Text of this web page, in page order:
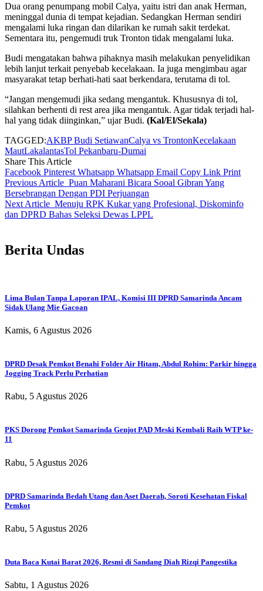
Dua orang penumpang mobil Calya, yaitu istri dan anak Herman,
meninggal dunia di tempat kejadian. Sedangkan Herman sendiri
mengalami luka ringan dan dilarikan ke rumah sakit terdekat.
Sementara itu, pengemudi truk Tronton tidak mengalami luka.
Budi mengatakan bahwa pihaknya masih melakukan penyelidikan
lebih lanjut terkait penyebab kecelakaan. Ia juga mengimbau agar
masyarakat tetap berhati-hati saat berkendara, terutama di tol.
“Jangan mengemudi jika sedang mengantuk. Khususnya di tol,
silahkan berhenti di rest area jika mengantuk. Agar tidak terjadi hal-
hal yang tidak diinginkan,” ujar Budi. (Kal/El/Sekala)
TAGGED:AKBP Budi SetiawanCalya vs TrontonKecelakaan
MautLakalantasTol Pekanbaru-Dumai
Share This Article
Facebook Pinterest Whatsapp Whatsapp Email Copy Link Print
Previous Article Puan Maharani Bicara Sooal Gibran Yang
Bersebrangan Dengan PDI Perjuangan
Next Article Menuju RPK Kukar yang Profesional, Diskominfo
dan DPRD Bahas Seleksi Dewas LPPL
Berita Undas
Lima Bulan Tanpa Laporan IPAL, Komisi III DPRD Samarinda Ancam
Sidak Ulang Mie Gacoan
Kamis, 6 Agustus 2026
DPRD Desak Pemkot Benahi Folder Air Hitam, Abdul Rohim: Parkir hingga
Jogging Track Perlu Perhatian
Rabu, 5 Agustus 2026
PKS Dorong Pemkot Samarinda Genjot PAD Meski Kembali Raih WTP ke-
11
Rabu, 5 Agustus 2026
DPRD Samarinda Bedah Utang dan Aset Daerah, Soroti Kesehatan Fiskal
Pemkot
Rabu, 5 Agustus 2026
Duta Baca Kutai Barat 2026, Resmi di Sandang Diah Rizqi Pangestika
Sabtu, 1 Agustus 2026